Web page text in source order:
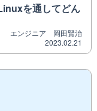
を通してどん
エンジニア 岡田賢治
2023.02.21